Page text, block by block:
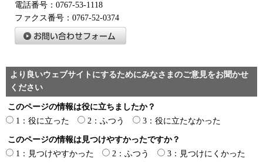
電話番号：0767-53-1118
ファクス番号：0767-52-0374
より良いウェブサイトにするためにみなさまのご意見をお聞かせ
ください
このページの情報は役に立ちましたか？
1：役に立った
2：ふつう 3：役に立たなかった
このページの情報は見つけやすかったですか？
1：見つけやすかった
2：ふつう 3：見つけにくかった